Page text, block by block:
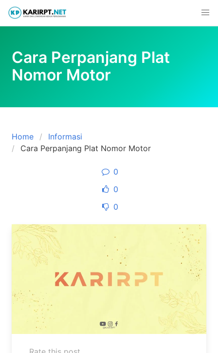
Skip
content
Cara Perpanjang Plat
Nomor Motor
Home
Informasi
Cara Perpanjang Plat Nomor Motor
0
0
0